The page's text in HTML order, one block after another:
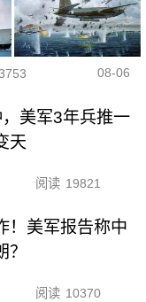
08-06
美军3年兵推一
天
阅读 19821
！美军报告称中
阅读 10370